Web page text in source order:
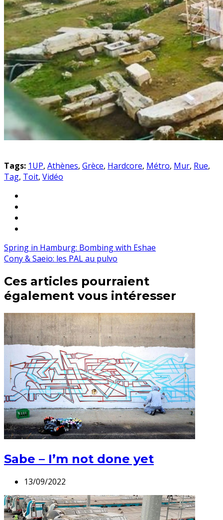
Tags: 1UP, Athènes, Grèce, Hardcore, Métro, Mur, Rue,
Tag, Toit, Vidéo
Spring in Hamburg: Bombing with Eshae
Cony & Saeio: les PAL au pulvo
Ces articles pourraient
également vous intéresser
Sabe – I’m not done yet
13/09/2022